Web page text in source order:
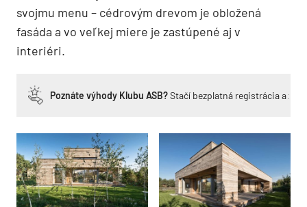
svojmu menu – cédrovým drevom je obložená
fasáda a vo veľkej miere je zastúpené aj v
interiéri.
Poznáte výhody Klubu ASB?Stačí bezplatná registrácia a